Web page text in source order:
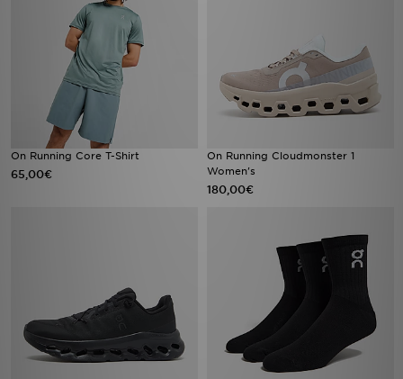
On Running Core T-Shirt
65,00€
On Running Cloudmonster 1
Women's
180,00€